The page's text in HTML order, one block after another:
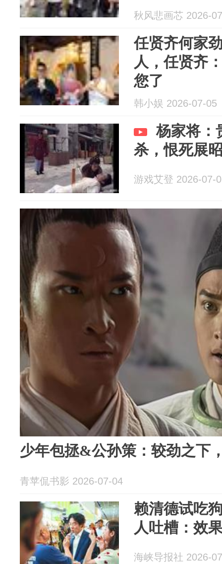
秋风悲画芯 2026-
任贤齐何家
人，任贤齐
您了
韩小娱 2026-07-05
杨家将：
杀，恨死展
游戏艾登 2026-07-
少年包拯&公孙策：较劲之下
青苹侃书影 2026-07-04
赖清德试吃
人吐槽：效
海峡导报社 2026-